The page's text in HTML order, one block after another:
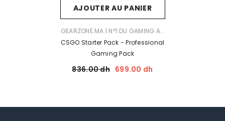
AJOUTER AU PANIER
FOURNISSEUR:
GEARZONE.MA | N°1 DU GAMING AU
MAROC
CSGO Starter Pack - Professional
Gaming Pack
836.00 dh 699.00 dh